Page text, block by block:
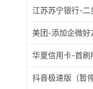
江苏苏宁银行-二
美团-添加企微好
华夏信用卡-首刷
抖音极速版（暂停